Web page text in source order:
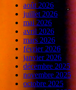
août 2026
juillet 2026
mai 2026
avril 2026
mars 2026
février 2026
janvier 2026
décembre 2025
novembre 2025
octobre 2025